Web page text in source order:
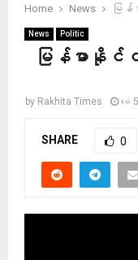
Home News မြ
News Politic
မြန်မာနိုင်
by Rakhita Times မေ
SHARE 0